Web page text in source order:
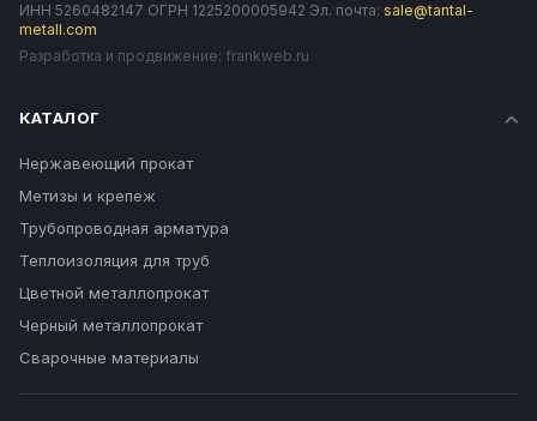
ИНН 5260482147 ОГРН 1225200005942 Эл. почта: sale@tantal-
metall.com
Разработка и продвижение: frankweb.ru
КАТАЛОГ
Нержавеющий прокат
Метизы и крепеж
Трубопроводная арматура
Теплоизоляция для труб
Цветной металлопрокат
Черный металлопрокат
Сварочные материалы